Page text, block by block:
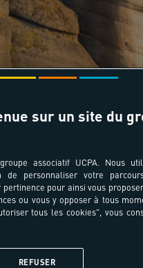
Au
Jour après jour
sur un site du
associatif UCPA. Nous
de personnaliser votre
pour ainsi vous
ou vous y opposer à tous
tous les cookies", vous
REFUSER